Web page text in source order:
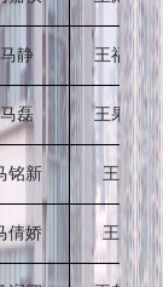
马静 王福英
马磊 王果丰
铭新 王惠
倩娇 王珺